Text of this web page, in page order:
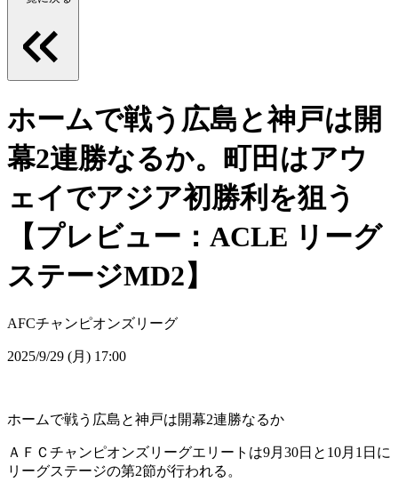
ホームで戦う広島と神戸は開
幕2連勝なるか。町田はアウ
ェイでアジア初勝利を狙う
【プレビュー：ACLE リーグ
ステージMD2】
AFCチャンピオンズリーグ
2025/9/29 (月) 17:00
ホームで戦う広島と神戸は開幕2連勝なるか
ＡＦＣチャンピオンズリーグエリートは9月30日と10月1日に
リーグステージの第2節が行われる。